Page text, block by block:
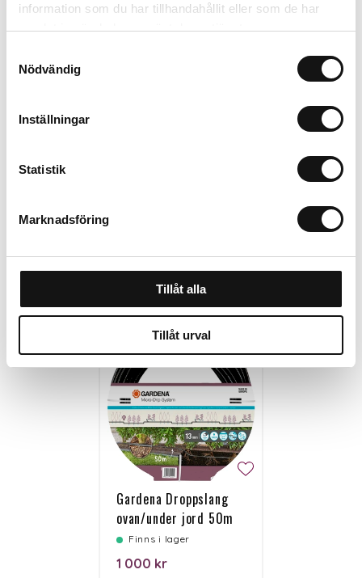
information som du har tillhandahållit eller som de har
samlat in när du har använt deras tjänster.
Nödvändig
Inställningar
Statistik
Marknadsföring
Tillåt alla
Tillåt urval
Personalen tipsar
Gardena Droppslang
ovan/under jord 50m
Finns i lager
1 000 kr